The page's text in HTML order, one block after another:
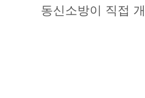
동신소방이 직접